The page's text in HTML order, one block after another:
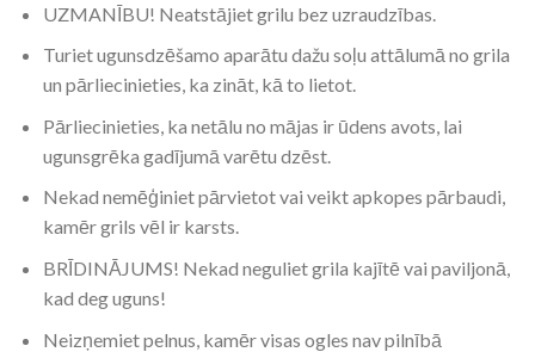
UZMANĪBU! Neatstājiet grilu bez uzraudzības.
Turiet ugunsdzēšamo aparātu dažu soļu attālumā no grila
un pārliecinieties, ka zināt, kā to lietot.
Pārliecinieties, ka netālu no mājas ir ūdens avots, lai
ugunsgrēka gadījumā varētu dzēst.
Nekad nemēģiniet pārvietot vai veikt apkopes pārbaudi,
kamēr grils vēl ir karsts.
BRĪDINĀJUMS! Nekad neguliet grila kajītē vai paviljonā,
kad deg uguns!
Neizņemiet pelnus, kamēr visas ogles nav pilnībā